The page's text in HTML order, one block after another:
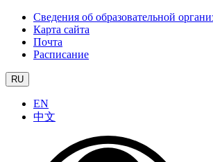
Сведения об образовательной
Карта сайта
Почта
Расписание
RU
EN
中文